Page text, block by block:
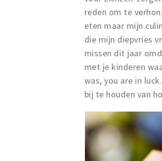
reden om te
eten maar mijn
die mijn diepvries
missen dit jaar
met je kinderen
was, you are in
bij te houden van